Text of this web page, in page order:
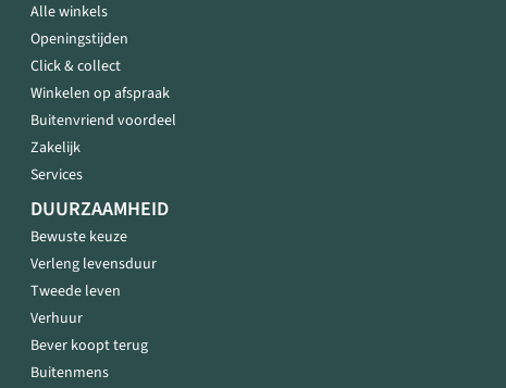
Alle winkels
Openingstijden
Click & collect
Winkelen op afspraak
Buitenvriend voordeel
Zakelijk
Services
DUURZAAMHEID
Bewuste keuze
Verleng levensduur
Tweede leven
Verhuur
Bever koopt terug
Buitenmens